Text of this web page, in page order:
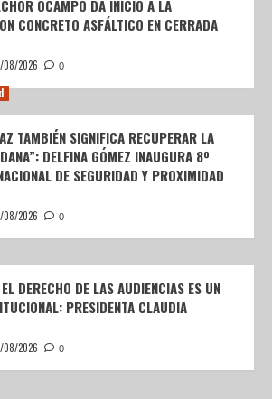
OCAMPO DA INICIO A LA
CONCRETO ASFÁLTICO EN CERRADA
08/2026 0
TAMBIÉN SIGNIFICA RECUPERAR LA
DELFINA GÓMEZ INAUGURA 8º
DE SEGURIDAD Y PROXIMIDAD
08/2026 0
DERECHO DE LAS AUDIENCIAS ES UN
PRESIDENTA CLAUDIA
08/2026 0